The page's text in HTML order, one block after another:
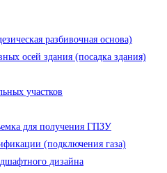
разбивочная основа)
осей здания (посадка здания)
участков
для получения ГПЗУ
(подключения газа)
дизайна